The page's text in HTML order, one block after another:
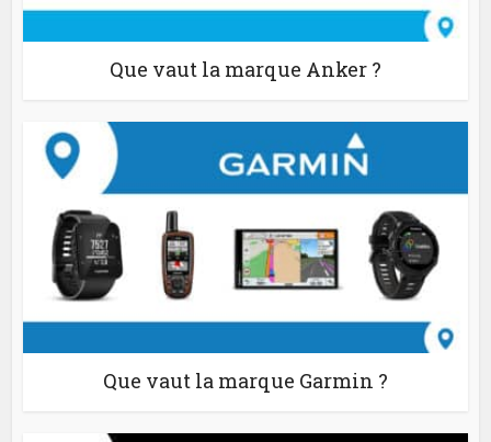
Que vaut la marque Anker ?
Que vaut la marque Garmin ?